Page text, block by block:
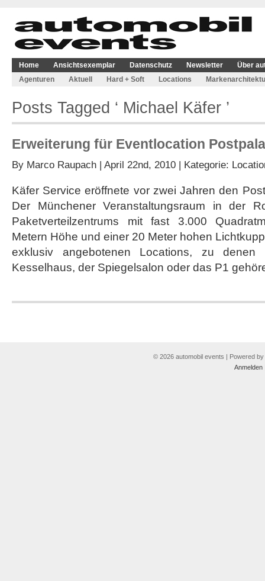
Home Ansichtsexemplar Datenschutz Newsletter
Über
Agenturen
Aktuell Hard + Soft Locations
Posts Tagged ‘ Michael Käfer ’
Erweiterung für Eventlocation
By Marco Raupach | April 22nd, 2010 | Kategorie:
Käfer Service eröffnete vor zwei Jahren den
Der Münchener Veranstaltungsraum in der
Paketverteilzentrums mit fast 3.000
Metern Höhe und einer 20 Meter hohen
exklusiv angebotenen Locations, zu
Kesselhaus, der Spiegelsalon oder das P1
© 2026 automobil events | Powered by
Anmelden|